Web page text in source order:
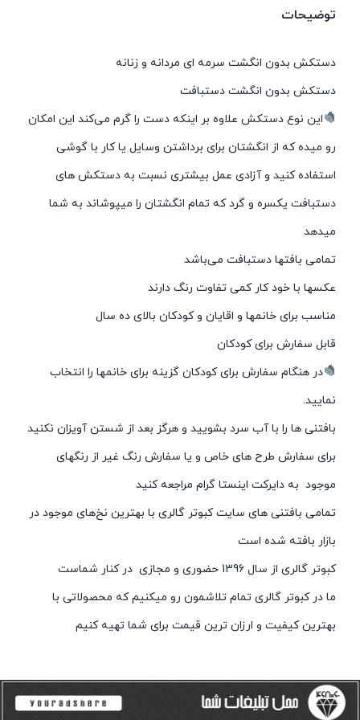
توضیحات
دستکش بدون انگشت سرمه ای مردانه و زنانه
دستکش بدون انگشت دستبافت
این نوع دستکش علاوه بر اینکه دست را گرم می‌کند این امکان
رو میده که از انگشتان برای برداشتن وسایل یا کار با گوشی
استفاده کنید و آزادی عمل بیشتری نسبت به دستکش های
دستبافت یکسره و گرد که تمام انگشتان را میپوشاند به شما
میدهد
تمامی بافتها دستبافت می‌باشد
عکسها با خود کار کمی تفاوت رنگ دارند
مناسب برای خانمها و اقایان و کودکان بالای ده سال
قابل سفارش برای کودکان
در هنگام سفارش برای کودکان گزینه برای خانمها را انتخاب
نمایید.
بافتنی ها را با آب سرد بشویید و هرگز بعد از شستن آویزان نکنید
برای سفارش طرح های خاص و یا سفارش رنگ غیر از رنگهای
موجود به دایرکت اینستا گرام مراجعه کنید
تمامی بافتنی های سایت کبوتر گالری با بهترین نخ‌های موجود در
بازار بافته شده است
کبوتر گالری از سال 1396 حضوری و مجازی در کنار شماست
ما در کبوتر گالری تمام تلاشمون رو میکنیم که محصولاتی با
بهترین کیفیت و ارزان ترین قیمت برای شما تهیه کنیم